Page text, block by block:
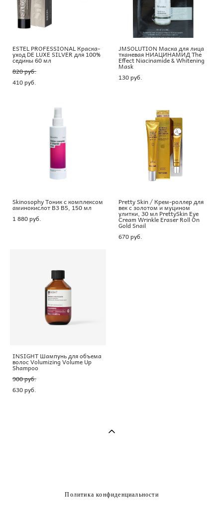
ESTEL PROFESSIONAL Краска-
уход DE LUXE SILVER для 100%
седины 60 мл
820 pуб.
410 pуб.
JMSOLUTION Маска для лица
тканевая НИАЦИНАМИД The
Effect Niacinamide & Whitening
Mask
130 pуб.
Skinosophy Тоник с комплексом
аминокислот В3 В5, 150 мл
1 880 pуб.
Pretty Skin / Крем-роллер для
век с золотом и муцином
улитки, 30 мл PrettySkin Eye
Cream Wrinkle Eraser Roll On
Gold Snail
670 pуб.
INSIGHT Шампунь для объема
волос Volumizing Volume Up
Shampoo
900 pуб.
630 pуб.
Политика конфиденциальности